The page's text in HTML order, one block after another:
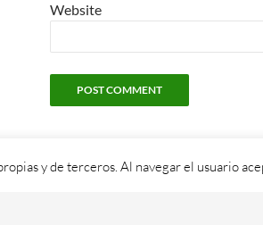
Website
y de terceros. Al navegar el usuario